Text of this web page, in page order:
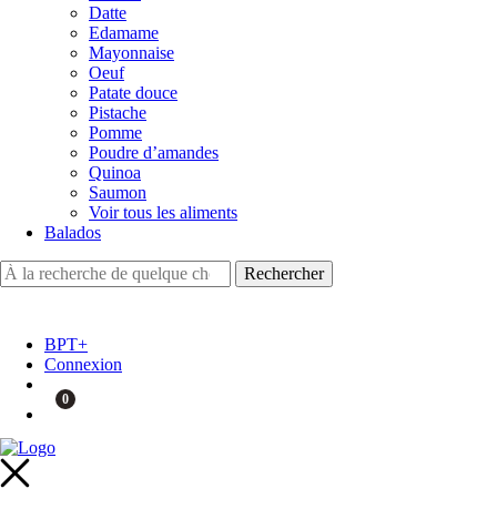
Datte
Edamame
Mayonnaise
Oeuf
Patate douce
Pistache
Pomme
Poudre d’amandes
Quinoa
Saumon
Voir tous les aliments
Balados
BPT+
Connexion
0